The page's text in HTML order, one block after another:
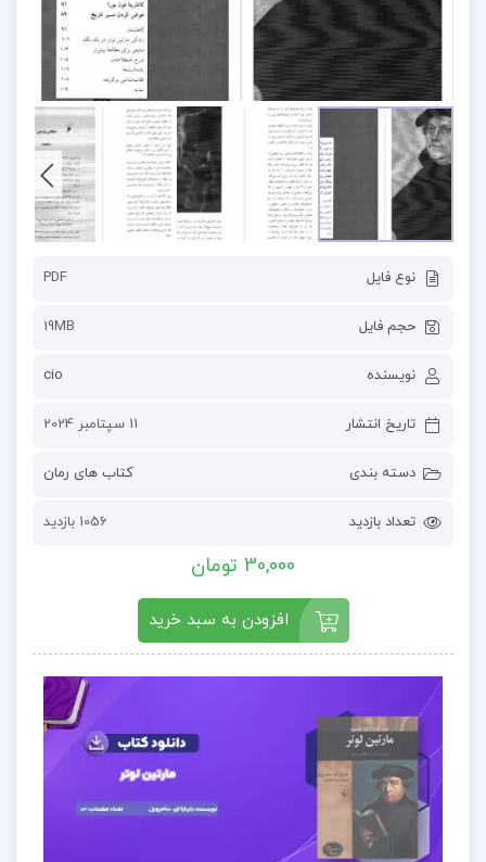
نوع فایل PDF
حجم فایل 19MB
نویسنده cio
تاریخ انتشار 11 سپتامبر 2024
دسته بندی کتاب های رمان
تعداد بازدید 1056 بازدید
30,000 تومان
افزودن به سبد خرید